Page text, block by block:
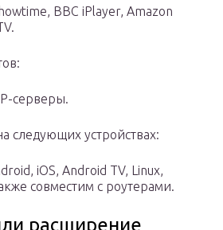
BBC iPlayer, Amazon
серверы.
следующих устройствах:
iOS, Android TV, Linux,
совместим с роутерами.
расширение